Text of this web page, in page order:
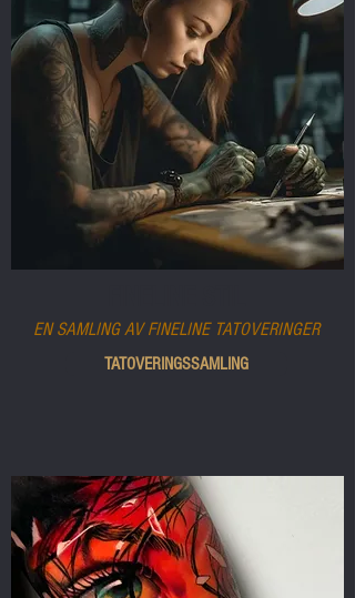
EN SAMLING AV FINELINE TATOVERINGER
TATOVERINGSSAMLING